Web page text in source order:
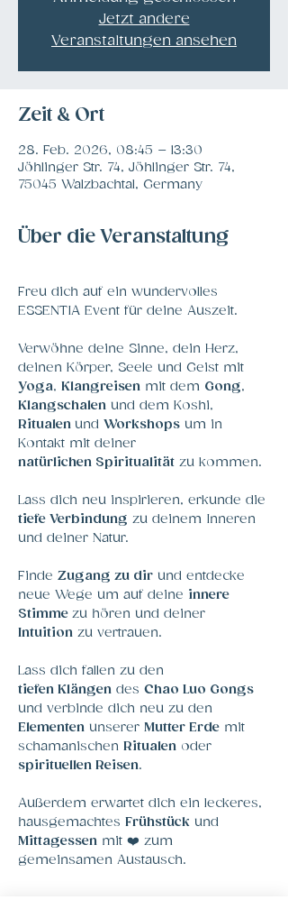
Jetzt andere
Veranstaltungen ansehen
Zeit & Ort
28. Feb. 2026, 08:45 – 13:30
Jöhlinger Str. 74, Jöhlinger Str. 74,
75045 Walzbachtal, Germany
Über die Veranstaltung
Freu dich auf ein wundervolles
ESSENTIA Event für deine Auszeit.
Verwöhne deine Sinne, dein Herz,
deinen Körper, Seele und Geist mit
Yoga, Klangreisen mit dem Gong,
Klangschalen und dem Koshi,
Ritualen und Workshops um in
Kontakt mit deiner
natürlichen Spiritualität zu kommen.
Lass dich neu inspirieren, erkunde die
tiefe Verbindung zu deinem Inneren
und deiner Natur.
Finde Zugang zu dir und entdecke
neue Wege um auf deine innere
Stimme zu hören und deiner
Intuition zu vertrauen.
Lass dich fallen zu den
tiefen Klängen des Chao Luo Gongs
und verbinde dich neu zu den
Elementen unserer Mutter Erde mit
schamanischen Ritualen oder
spirituellen Reisen.
Außerdem erwartet dich ein leckeres,
hausgemachtes Frühstück und
Mittagessen mit ❤️ zum
gemeinsamen Austausch.